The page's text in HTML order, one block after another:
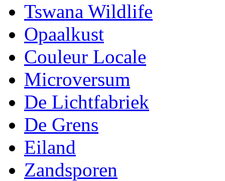
Tswana Wildlife
Opaalkust
Couleur Locale
Microversum
De Lichtfabriek
De Grens
Eiland
Zandsporen